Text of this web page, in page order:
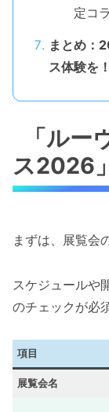
定コ
まとめ：
ス体験を！
「ル
ス2026
まずは、展覧会
スケジュールや
のチェックが必
項目
展覧会名